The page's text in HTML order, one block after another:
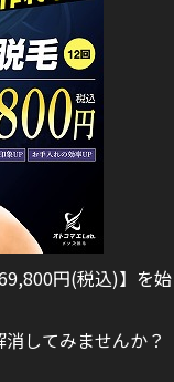
円(税込)】を始
してみませんか？